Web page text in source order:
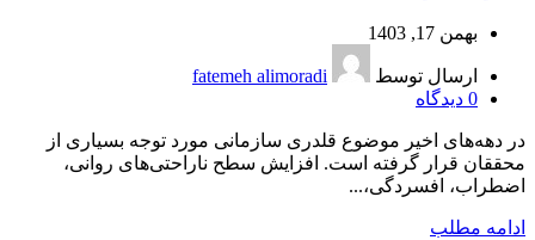
بهمن 17, 1403
ارسال توسط
fatemeh alimoradi
0 دیدگاه
در دهه‌های اخیر موضوع قلدری سازمانی مورد توجه بسیاری از
محققان قرار گرفته است. افزایش سطح ناراحتی‌های روانی،
اضطراب، افسردگی،...
ادامه مطلب